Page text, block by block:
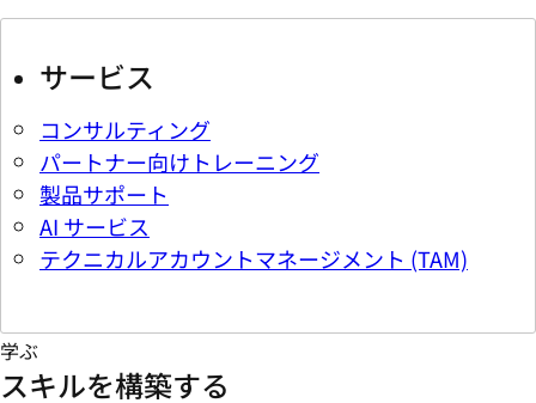
サービス
コンサルティング
パートナー向けトレーニング
製品サポート
AI サービス
テクニカルアカウントマネージメント (TAM)
学ぶ
スキルを構築する